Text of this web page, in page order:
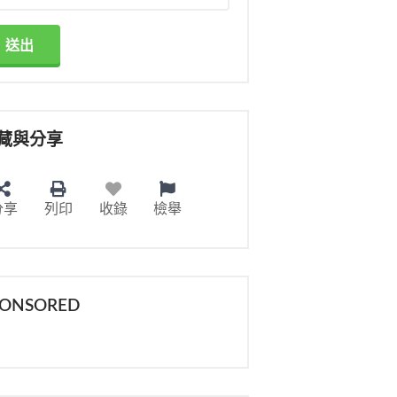
送出
與分享
享 列印 收錄 檢舉